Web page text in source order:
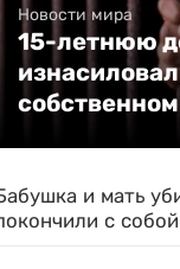
Новости мира
15-летнюю
и мать
с собой